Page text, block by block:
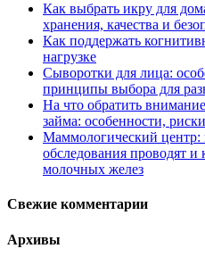
Как выбрать икру для
хранения, качества и
Как поддержать
нагрузке
Сыворотки для лица:
принципы выбора для
На что обратить
займа: особенности,
Маммологический центр:
обследования проводят и
молочных желез
Свежие комментарии
Архивы